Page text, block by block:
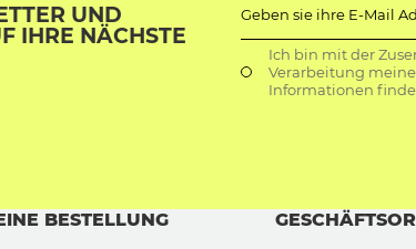
UND
IHRE NÄCHSTE
Geben sie ihre E-Mail
Ich bin mit der
Verarbeitung
Informationen
BESTELLUNG